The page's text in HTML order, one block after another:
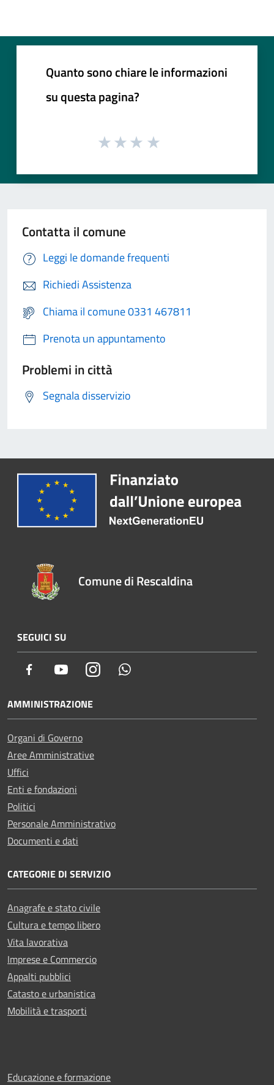
Quanto sono chiare le informazioni
su questa pagina?
Contatta il comune
Leggi le domande frequenti
Richiedi Assistenza
Chiama il comune 0331 467811
Prenota un appuntamento
Problemi in città
Segnala disservizio
Comune di Rescaldina
SEGUICI SU
Facebook YoutubeInstagram
AMMINISTRAZIONE
Organi di Governo
Aree Amministrative
Uffici
Enti e fondazioni
Politici
Personale Amministrativo
Documenti e dati
CATEGORIE DI SERVIZIO
Anagrafe e stato civile
Cultura e tempo libero
Vita lavorativa
Imprese e Commercio
Appalti pubblici
Catasto e urbanistica
Mobilità e trasporti
Educazione e formazione